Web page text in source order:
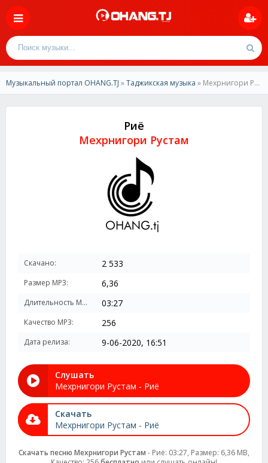
Музыкальный портал OHANG.TJ »Таджикская музыка » Мехрнигори Рустам-Риё
Риё
Мехрнигори Рустам
Скачано: 2 533
Размер MP3: 6,36
Длительность MP3: 03:27
Качество MP3: 256
Дата релиза: 9-06-2020, 16:51
Слушать
Мехрнигори Рустам - Риё
Скачать
Мехрнигори Рустам - Риё
Скачать песню Мехрнигори Рустам - Риё: 03:27, Размер: 6,36 MB,